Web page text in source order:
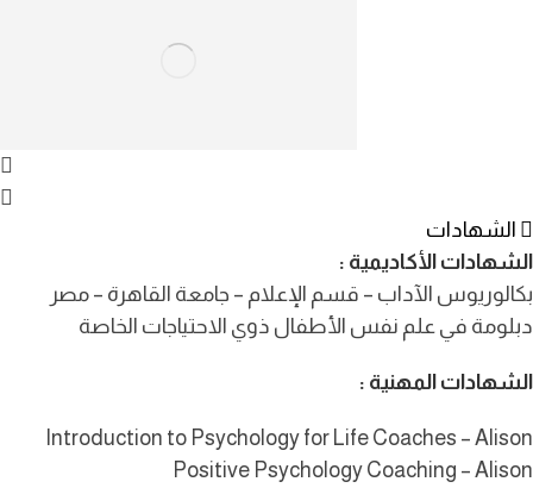
الشهادات
الشهادات الأكاديمية :
بكالوريوس الآداب – قسم الإعلام – جامعة القاهرة – مصر
دبلومة في علم نفس الأطفال ذوي الاحتياجات الخاصة
الشهادات المهنية :
Introduction to Psychology for Life Coaches – Alison
Positive Psychology Coaching – Alison